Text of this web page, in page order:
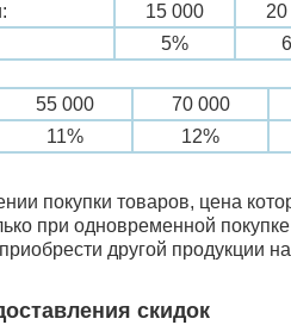
15 000
5%
55 000 70 000
11% 12%
покупки товаров, цена
при одновременной
другой продукции
скидок